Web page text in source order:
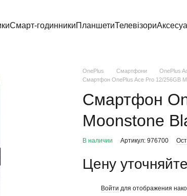
Смарт-годинникиПланшетиТелевізори
OnePlus Смартфони OnePlus
Смартфон OnePlus Ace Pro 12/256GB
Смартфон
Moonstone
В наличии Артикул: 976700
Цену уточняйте
Войти для отображения